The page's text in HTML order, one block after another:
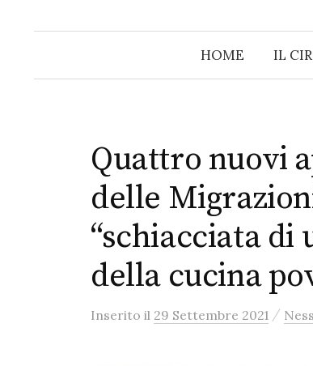
HOME IL
Quattro nuovi
delle
“schiacciata di
della cucina
Inserito il 29 Settembre 2021 /